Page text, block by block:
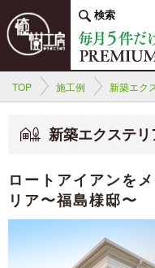
検索
TOP 施工例 新築エク
新築エクステ
ロートアイアンを
リア〜福島様邸〜